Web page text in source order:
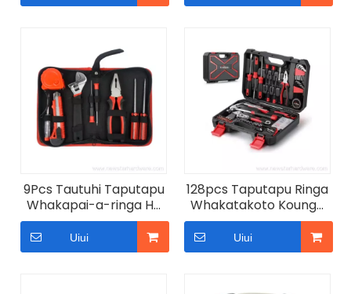
9Pcs Tautuhi Taputapu
Whakapai-a-ringa He
huinga putea taputapu
Uiui
128pcs Taputapu Ringa
Whakatakoto Kounga
Teitei Taputapu
Taputapu DIY
Uiui